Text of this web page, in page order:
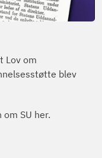
Lov om
blev
SU her.